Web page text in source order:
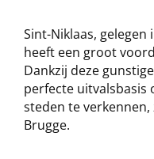
Sint-Niklaas,
heeft een groot
Dankzij deze
perfecte uitvalsbasis
steden te
Brugge.